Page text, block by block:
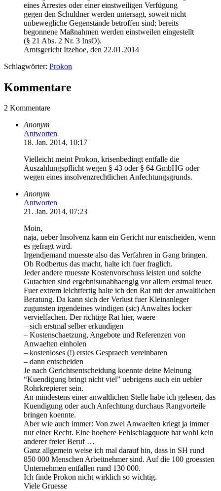
eines Arrestes oder einer einstweiligen Verfügung
gegen den Schuldner werden untersagt, soweit nicht
unbewegliche Gegenstände betroffen sind; bereits
begonnene Maßnahmen werden einstweilen eingestellt
(§ 21 Abs. 2 Nr. 3 InsO).
Amtsgericht Itzehoe, den 22.01.2014
Schlagwörter: Prokon
Kommentare
2 Kommentare
Anonym
Antworten
18. Jan. 2014, 10:17
Vielleicht meint Prokon, krisenbedingt entfalle die
Auszahlungspflicht wegen § 43 oder § 64 GmbHG oder
wegen eines insolvenzrechtlichen Anfechtungsgrunds.
Anonym
Antworten
21. Jan. 2014, 07:23
Moin,
naja, ueber Insolvenz kann ein Gericht nur entscheiden, wenn
es gefragt wird.
Irgendjemand muesste also das Verfahren in Gang bringen.
Ob Rodbertus das macht, halte ich fuer fraglich.
Jeder andere muesste Kostenvorschuss leisten und solche
Gutachten sind ergebnisunabhaengig vor allem erstmal teuer.
Fuer extrem leichtfertig halte ich den Rat mit der anwaltlichen
Beratung. Da kann sich der Verlust fuer Kleinanleger
zugunsten irgendeines windigen (sic) Anwaltes locker
vervielfachen. Der richtige Rat hier, waere
– sich erstmal selber erkundigen
– Kostenschaetzung, Angebote und Referenzen von
Anwaelten einholen
– kostenloses (!) erstes Gespraech vereinbaren
– dann entscheiden
Je nach Gerichtsentscheidung koennte deine Meinung
“Kuendigung bringt nicht viel” uebrigens auch ein uebler
Rohrkrepierer sein.
An mindestens einer anwaltlichen Stelle habe ich gelesen, das
Kuendigung oder auch Anfechtung durchaus Rangvorteile
bringen koennte.
Aber wie auch immer: Von zwei Anwaelten kriegt ja immer
nur einer Recht. Eine hoehere Fehlschlagquote hat wohl kein
anderer freier Beruf …
Ganz allgemein weise ich mal darauf hin, dass in SH rund
850 000 Menschen Arbeitnehmer sind. Auf die 100 groessten
Unternehmen entfallen rund 130 000.
Ich finde Prokon nicht wirklich so wichtig.
Viele Gruesse